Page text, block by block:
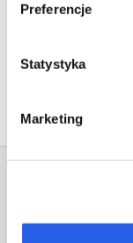
Preferencje
Statystyka
Marketing
Förra post